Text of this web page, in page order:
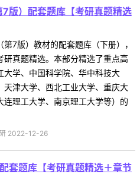
版）配套题库【考研真题精选
7版）教材的配套题库（下册），
真题精选。本部分精选了重点高
学、中国科学院、华中科技大
津大学、西北工业大学、重庆大
理工大学、南京理工大学等）的
2022-12-26
套题库【考研真题精选＋章节